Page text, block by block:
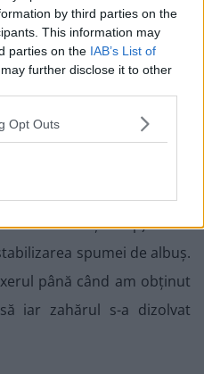
by third parties on the
This information may
parties on the IAB’s List of
further disclose it to other
Opt Outs
în castron, am pus
cu zeamă de lămâie).
o substanță acidă (unii
în același scop). Rolul
spumei de albuș.
până când am obținut
iar zahărul s-a dizolvat